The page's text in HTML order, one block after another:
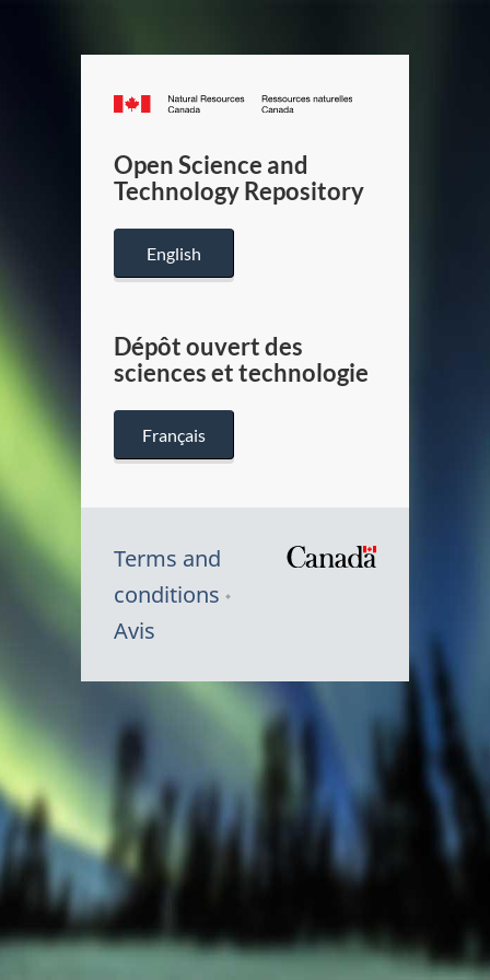
Canada.ca
/
Canada
Open Science and
Technology Repository
English
Dépôt ouvert des
sciences et technologie
Français
Terms and
conditions
Avis
Canada